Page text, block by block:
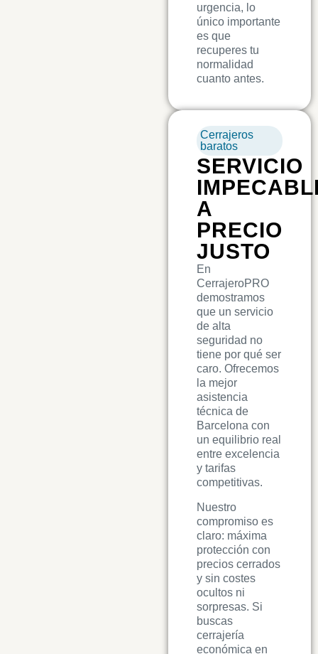
urgencia, lo
único importante
es que
recuperes tu
normalidad
cuanto antes.
Cerrajeros
baratos
SERVICIO
A
PRECIO
JUSTO
En
CerrajeroPRO
demostramos
que un servicio
de alta
seguridad no
tiene por qué ser
caro. Ofrecemos
la mejor
asistencia
técnica de
Barcelona con
un equilibrio real
entre excelencia
y tarifas
competitivas.
Nuestro
compromiso es
claro: máxima
protección con
precios cerrados
y sin costes
ocultos ni
sorpresas. Si
buscas
cerrajería
económica en